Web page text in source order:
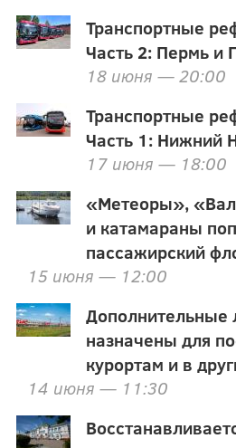
Транспортные
Часть 2: Пермь и
18 июня — 20:00
Транспортные
Часть 1: Нижний
17 июня — 18:00
«Метеоры»,
и катамараны
пассажирский
15 июня — 12:00
Дополнительные
назначены для
курортам и в
14 июня — 11:30